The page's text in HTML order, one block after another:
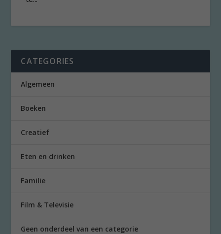
CATEGORIES
Algemeen
Boeken
Creatief
Eten en drinken
Familie
Film & Televisie
Geen onderdeel van een categorie